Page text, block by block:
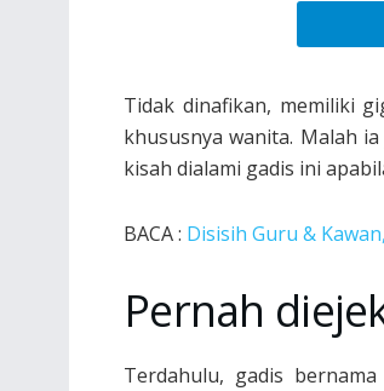
Tidak dinafikan, memiliki
khususnya wanita. Malah
kisah dialami gadis ini
BACA : Disisih Guru &
Pernah
Terdahulu, gadis